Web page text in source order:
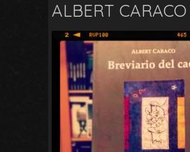
ALBERT CARACO